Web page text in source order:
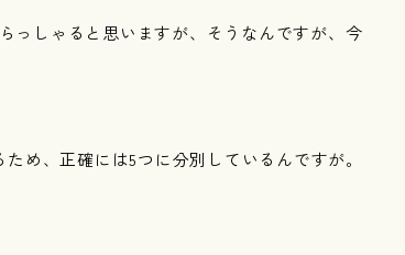
っしゃると思いますが、そうなんですが、今
め、正確には5つに分別しているんですが。